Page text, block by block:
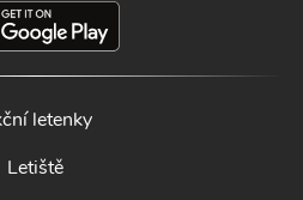
letenky
Letiště